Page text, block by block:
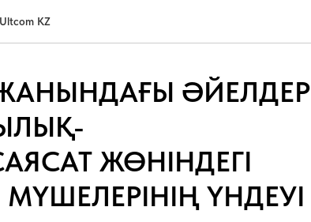
Ultcom KZ
ЖАНЫНДАҒЫ ӘЙЕЛДЕР
ЖӨНІНДЕГІ
ҮНДЕУІ